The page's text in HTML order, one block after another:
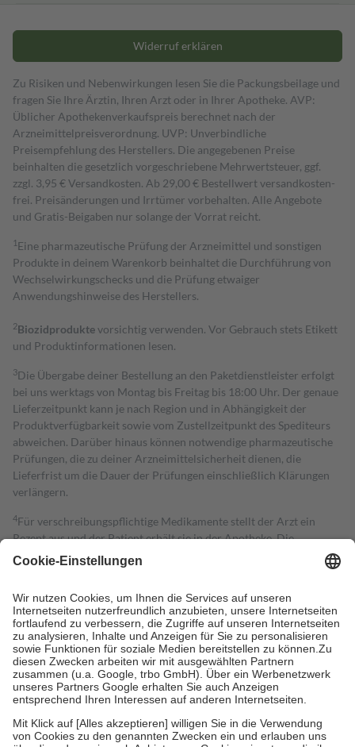
Widerruf erklären
Zu Risiken und Nebenwirkungen lesen Sie die Packungsbeilage und
fragen Sie Ihre Ärztin, Ihren Arzt oder in Ihrer Apotheke. AVP:
Üblicher Apothekenverkaufspreis berechnet nach der
Arzneimittelpreisverordnung. UVP: Unverbindliche
Preisempfehlung des Herstellers. Die angegebenen Preise
beinhalten die gesetzlich vorgeschriebene Mehrwertsteuer, ggf.
zzgl. 3,95 € Versandkosten. Ab 29,00 € Bestell­wert versand­kosten­
frei. Preisänderungen und Irrtümer vorbehalten. Alle Angebote
und Gratis-Beigaben nur solange der Vorrat reicht.
1 Eine pharmazeutische Prüfung der Arzneimittel und sonstigen
Produkte in deinem Warenkorb beinhaltet die Durchführung von
Wechselwirkungschecks und die Prüfung etwaiger
Anwendungshinweise des Herstellers.
2Biozidproduktevorsichtig verwenden. Vor Gebrauch stets Etikett
und Produktinformationen lesen.
3Die Übergabe deiner Bestellung an den Paketdienstleister erfolgt
bei uns werktags von Montag bis Freitag bis 18:00 Uhr. Der genaue
Lieferzeitpunkt kann je nach Region und in Abhängigkeit der
Produktverfügbarkeit sowie vom Zustellzeitpunkt des Spediteurs
abweichen. Darüber hinaus können notwendige pharmazeutische
Prüfungen, die zu deiner Arzneimittelsicherheit dienen, die
Lieferfrist um die Dauer der Prüfungen einschließlich Klärungen
verlängern.
4Für verschreibungspflichtige Medikamente stellt der Arzt ein
Rezept aus und der Patient erhält sie in der Apotheke. Die
gesetzliche Krankenversicherung übernimmt in der Regel die
Kosten dafür, der Versicherte trägt einen Teil davon als Zuzahlung
Grundsätzlich leisten Mitglieder Zuzahlungen in Höhe von zehn
Prozent des Abgabepreises,mindestens jedochfünf Euround
höchstens zehn Euro.Es sind jedoch nie mehr als die tatsächlichen
Kosten der Leistung zu entrichten.
Diese Regeln gelten grundsätzlich auch für Online-Apotheken.
Bei Heilmitteln und häuslicher Krankenpflege beträgt die
Zuzahlung zehn Prozent der Kosten sowie zehn Euro je
Verordnung.
Um das Engagement der Versicherten für ihre eigene Gesundheit zu